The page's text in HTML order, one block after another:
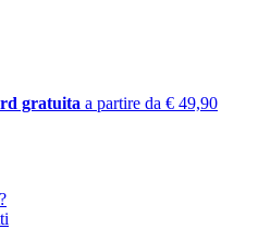
gratuita a partire da € 49,90